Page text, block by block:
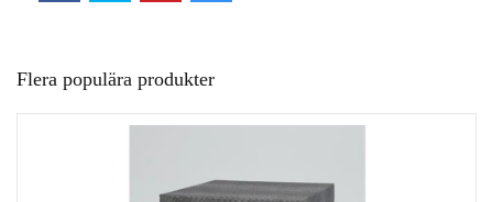
Flera populära produkter